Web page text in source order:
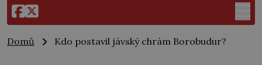
Domů Kdo postavil jávský chrám Borobudur?